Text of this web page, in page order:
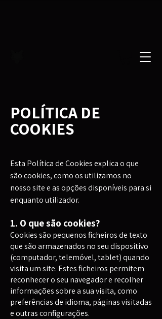
POLÍTICA DE
COOKIES
Esta Política de Cookies explica o que
são cookies, como os utilizamos no
nosso site e as opções disponíveis para si
enquanto utilizador.
1. O que são cookies?
Cookies são pequenos ficheiros de texto
que são armazenados no seu dispositivo
(computador, telemóvel, tablet) quando
visita um site. Estes ficheiros permitem
reconhecer o seu navegador e recolher
informações sobre a sua visita, como
preferências de idioma, páginas visitadas
e outras configurações.